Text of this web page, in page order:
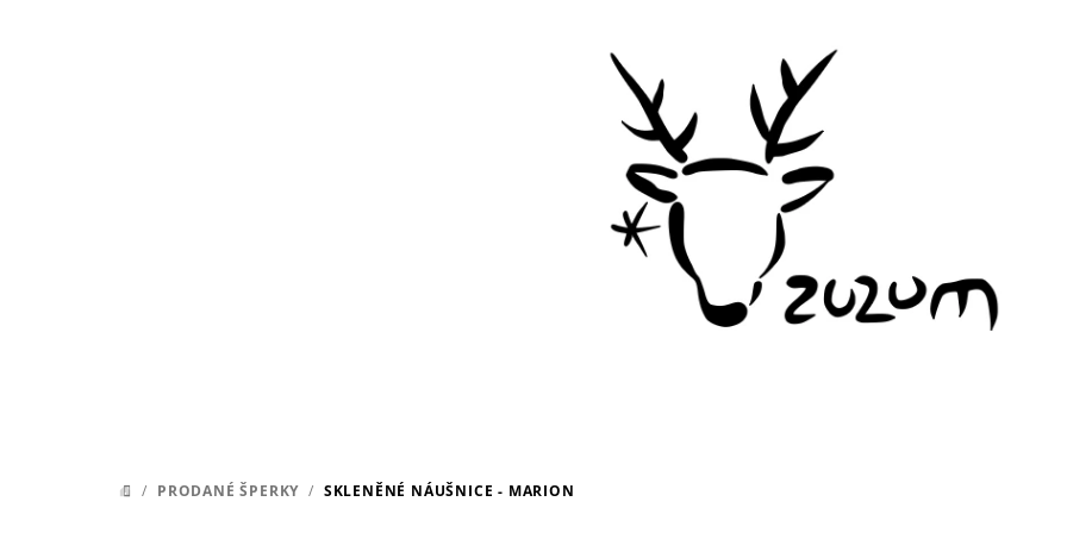
DOMŮ
/ PRODANÉ ŠPERKY / SKLENĚNÉ NÁUŠNICE - MARION